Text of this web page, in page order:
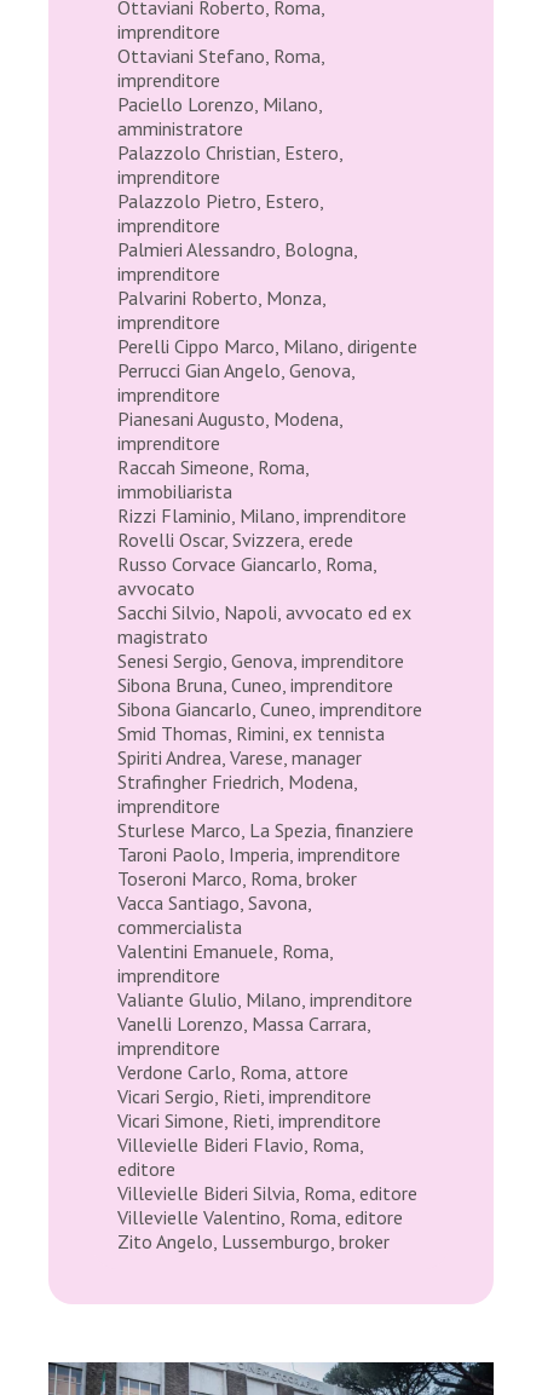
Ottaviani Roberto, Roma,
imprenditore
Ottaviani Stefano, Roma,
imprenditore
Paciello Lorenzo, Milano,
amministratore
Palazzolo Christian, Estero,
imprenditore
Palazzolo Pietro, Estero,
imprenditore
Palmieri Alessandro, Bologna,
imprenditore
Palvarini Roberto, Monza,
imprenditore
Perelli Cippo Marco, Milano, dirigente
Perrucci Gian Angelo, Genova,
imprenditore
Pianesani Augusto, Modena,
imprenditore
Raccah Simeone, Roma,
immobiliarista
Rizzi Flaminio, Milano, imprenditore
Rovelli Oscar, Svizzera, erede
Russo Corvace Giancarlo, Roma,
avvocato
Sacchi Silvio, Napoli, avvocato ed ex
magistrato
Senesi Sergio, Genova, imprenditore
Sibona Bruna, Cuneo, imprenditore
Sibona Giancarlo, Cuneo, imprenditore
Smid Thomas, Rimini, ex tennista
Spiriti Andrea, Varese, manager
Strafingher Friedrich, Modena,
imprenditore
Sturlese Marco, La Spezia, finanziere
Taroni Paolo, Imperia, imprenditore
Toseroni Marco, Roma, broker
Vacca Santiago, Savona,
commercialista
Valentini Emanuele, Roma,
imprenditore
Valiante Glulio, Milano, imprenditore
Vanelli Lorenzo, Massa Carrara,
imprenditore
Verdone Carlo, Roma, attore
Vicari Sergio, Rieti, imprenditore
Vicari Simone, Rieti, imprenditore
Villevielle Bideri Flavio, Roma,
editore
Villevielle Bideri Silvia, Roma, editore
Villevielle Valentino, Roma, editore
Zito Angelo, Lussemburgo, broker